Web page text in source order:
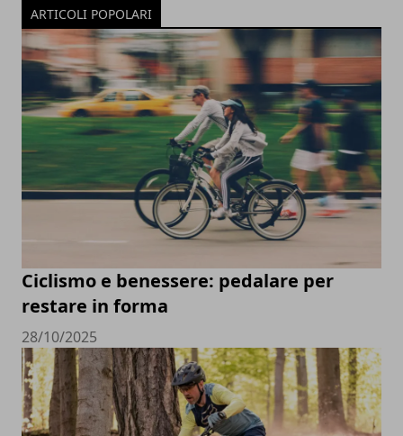
ARTICOLI POPOLARI
Ciclismo e benessere: pedalare per
restare in forma
28/10/2025